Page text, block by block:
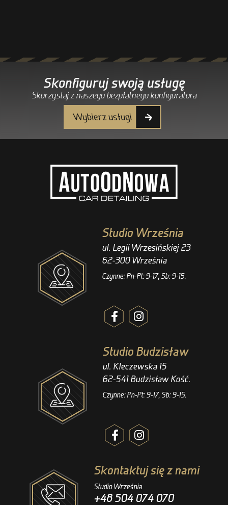
Skonfiguruj swoją usługę
Skorzystaj z naszego bezpłatnego konfiguratora
Wybierz usługi
Studio Września
ul. Legii Wrzesińskiej 23
62-300 Września
Czynne: Pn-Pt: 9-17, Sb: 9-15.
Studio Budzisław
ul. Kleczewska 15
62-541 Budzisław Kość.
Czynne: Pn-Pt: 9-17, Sb: 9-15.
Skontaktuj się z nami
Studio Września
+48 504 074 070